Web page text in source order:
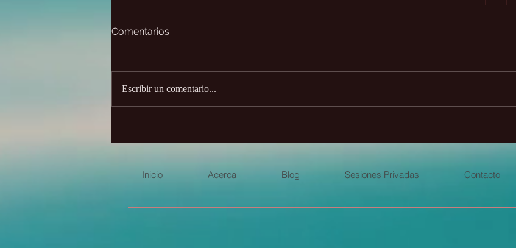
Comentarios
Escribir un comentario...
Inicio Acerca Blog Sesiones Privadas Contacto